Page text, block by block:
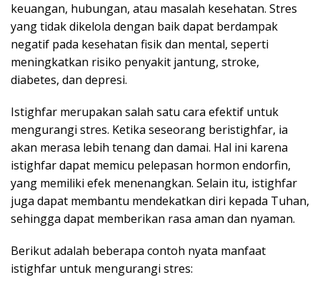
keuangan, hubungan, atau masalah kesehatan. Stres
yang tidak dikelola dengan baik dapat berdampak
negatif pada kesehatan fisik dan mental, seperti
meningkatkan risiko penyakit jantung, stroke,
diabetes, dan depresi.
Istighfar merupakan salah satu cara efektif untuk
mengurangi stres. Ketika seseorang beristighfar, ia
akan merasa lebih tenang dan damai. Hal ini karena
istighfar dapat memicu pelepasan hormon endorfin,
yang memiliki efek menenangkan. Selain itu, istighfar
juga dapat membantu mendekatkan diri kepada Tuhan,
sehingga dapat memberikan rasa aman dan nyaman.
Berikut adalah beberapa contoh nyata manfaat
istighfar untuk mengurangi stres: